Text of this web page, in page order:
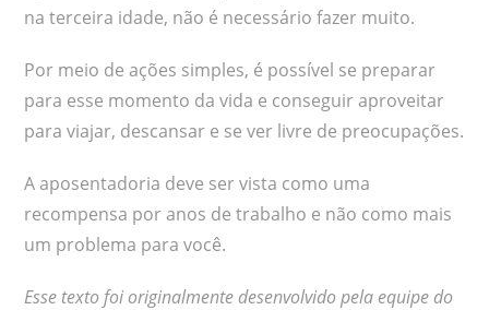
na terceira idade, não é necessário fazer muito.
Por meio de ações simples, é possível se preparar
para esse momento da vida e conseguir aproveitar
para viajar, descansar e se ver livre de preocupações.
A aposentadoria deve ser vista como uma
recompensa por anos de trabalho e não como mais
um problema para você.
Esse texto foi originalmente desenvolvido pela equipe do